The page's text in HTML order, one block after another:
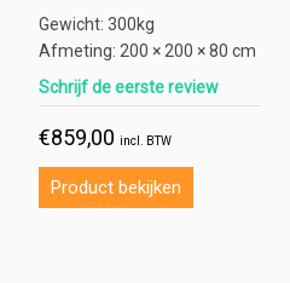
Gewicht: 300kg
Afmeting: 200 × 200 × 80 cm
Schrijf de eerste review
€859,00 incl. BTW
Product bekijken